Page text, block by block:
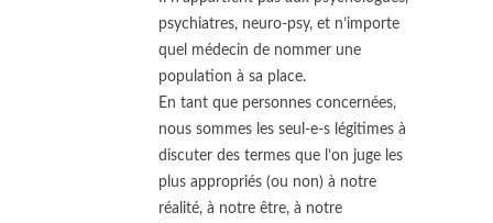
psychiatres, neuro-psy, et n’importe
quel médecin de nommer une
population à sa place.
En tant que personnes concernées,
nous sommes les seul-e-s légitimes à
discuter des termes que l’on juge les
plus appropriés (ou non) à notre
réalité, à notre être, à notre